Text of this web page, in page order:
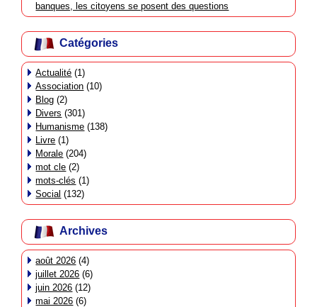
banques, les citoyens se posent des questions
Catégories
Actualité (1)
Association (10)
Blog (2)
Divers (301)
Humanisme (138)
Livre (1)
Morale (204)
mot cle (2)
mots-clés (1)
Social (132)
Archives
août 2026 (4)
juillet 2026 (6)
juin 2026 (12)
mai 2026 (6)